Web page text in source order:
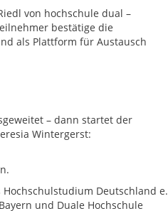
von hochschule dual –
bestätige die
als Plattform für Austausch
– dann startet der
Wintergerst:
Deutschland e.
und Duale Hochschule